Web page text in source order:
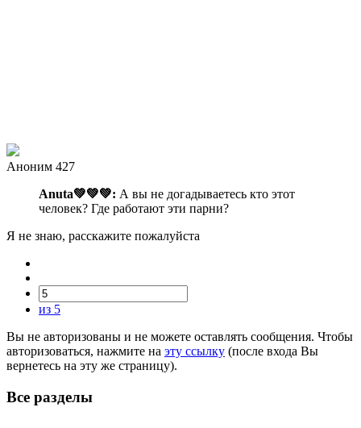
Аноним 427
Anuta💚💚💚: А вы не догадываетесь кто этот
человек? Где работают эти парни?
Я не знаю, расскажите пожалуйста
из 5
Вы не авторизованы и не можете оставлять сообщения. Чтобы
авторизоваться, нажмите на эту ссылку (после входа Вы
вернетесь на эту же страницу).
Все разделы